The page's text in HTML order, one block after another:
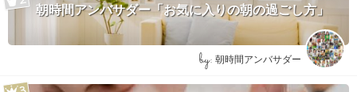
朝時間アンバサダー「お気に入りの朝の過ごし方」
by: 朝時間アンバサダー